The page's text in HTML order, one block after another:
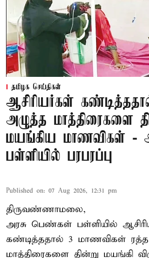
தமிழக செய்திகள்
ஆசிரியர்கள்
அழுத்த மாத்திரைகளை
மயங்கிய மாணவிகள் -
பள்ளியில் பரபரப்பு
Published on: 07 Aug 2026, 12:31 pm
திருவண்ணாமலை,
அரசு பெண்கள் பள்ளியில்
கண்டித்ததால் 3 மாணவிகள்
மாத்திரைகளை தின்று மயங்கி